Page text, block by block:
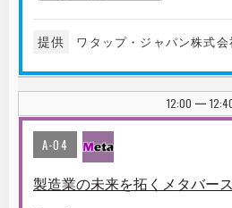
提供 ワタップ・ジャパン株式会
12:00 |
A-04
製造業の未来を拓くメタバー